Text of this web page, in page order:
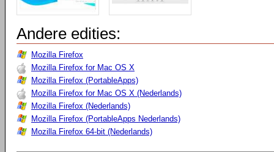
Andere edities:
Mozilla Firefox
Mozilla Firefox for Mac OS X
Mozilla Firefox (PortableApps)
Mozilla Firefox for Mac OS X (Nederlands)
Mozilla Firefox (Nederlands)
Mozilla Firefox (PortableApps Nederlands)
Mozilla Firefox 64-bit (Nederlands)